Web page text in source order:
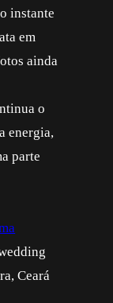
instante
em
ainda
o
energia,
parte
Ceará